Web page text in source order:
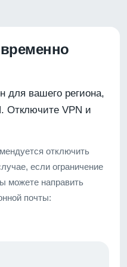
для вашего региона,
Отключите VPN и
отключить
если ограничение
можете направить
почты: